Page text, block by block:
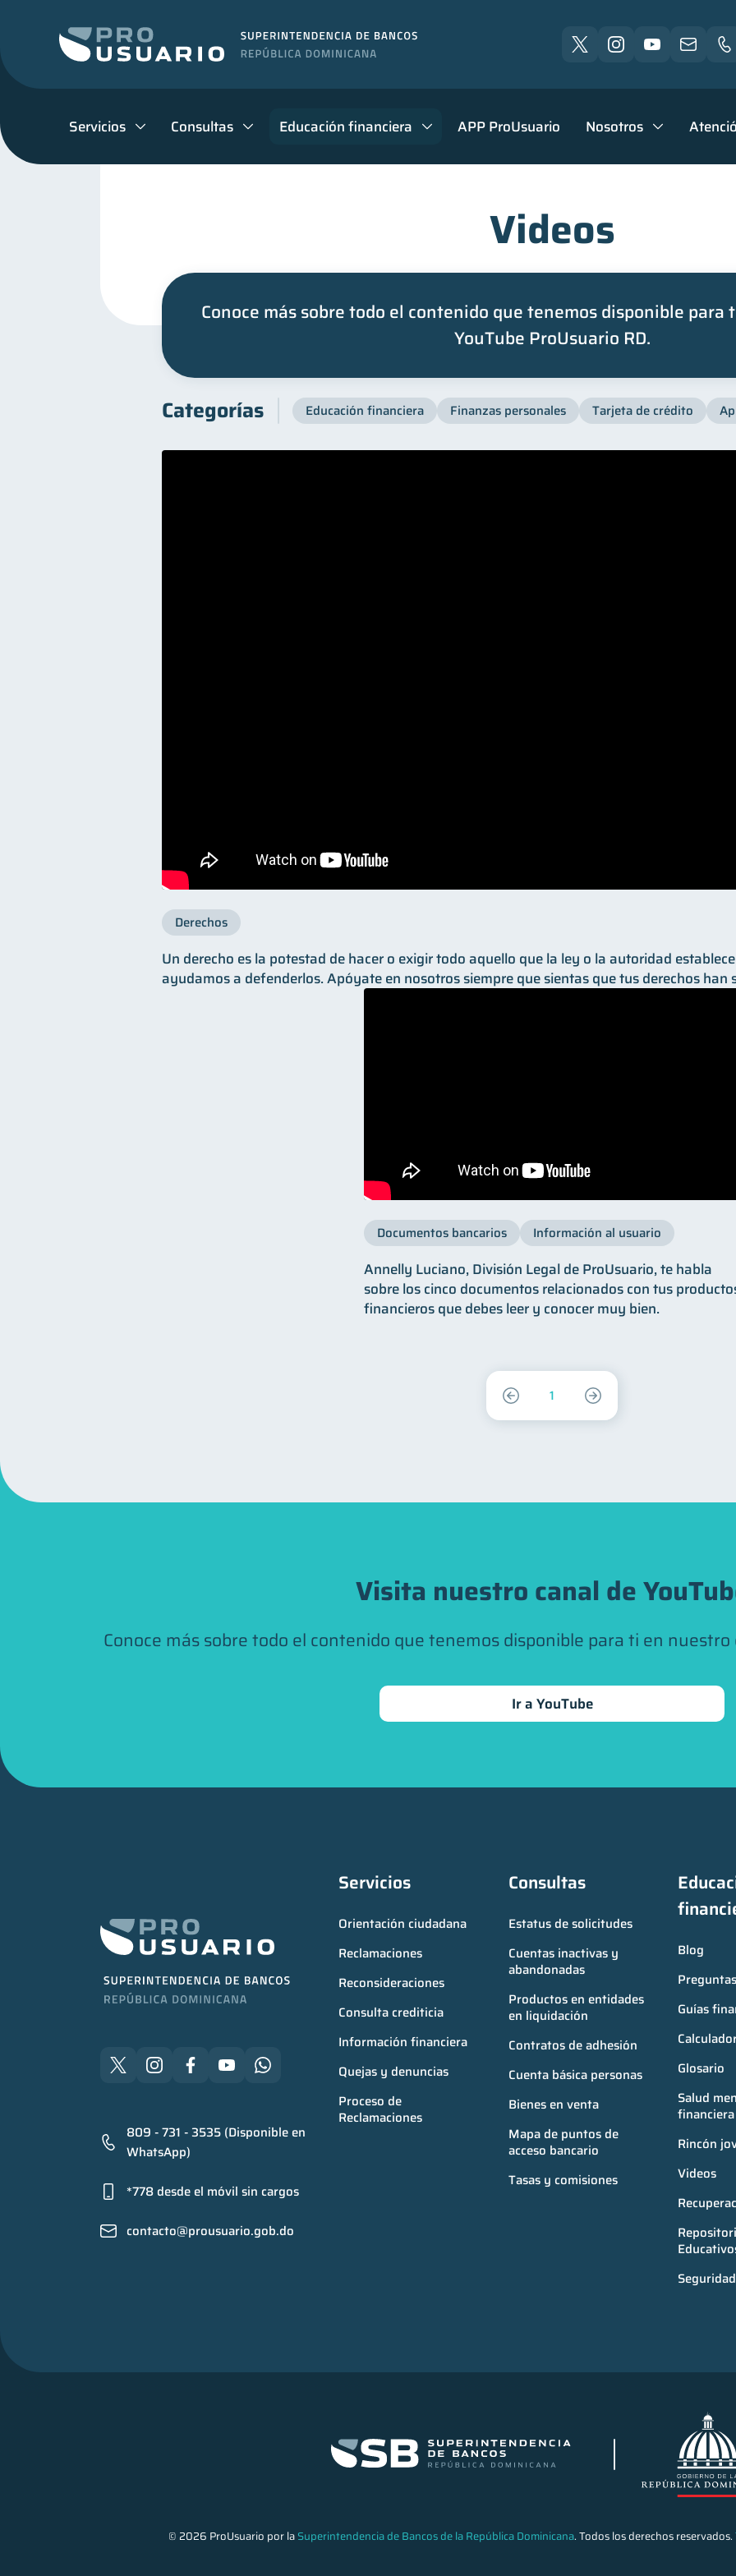
Servicios Consultas Educación financiera APP ProUsuario Nosotros
Visita nuestro canal de
Conoce más sobre todo el contenido que tenemos disponible para ti en nuestro
Ir a YouTube
Videos
Conoce más sobre todo el contenido que tenemos disponible
YouTube ProUsuario RD.
Categorías Educación financiera Finanzas personales Tarjeta de crédito
Derechos
Un derecho es la potestad de hacer o exigir todo aquello que la ley o la autoridad
ayudamos a defenderlos. Apóyate en nosotros siempre que sientas que tus derechos han
Documentos bancarios Información al usuario
Annelly Luciano, División Legal de ProUsuario, te habla
sobre los cinco documentos relacionados con tus
financieros que debes leer y conocer muy bien.
1
© 2026 ProUsuario por laSuperintendencia de Bancos de la República Dominicana. Todos los derechos reservados.
809 - 731 - 3535 (Disponible en
WhatsApp)
*778 desde el móvil sin cargos
contacto@prousuario.gob.do
Servicios
Orientación ciudadana
Reclamaciones
Reconsideraciones
Consulta crediticia
Información financiera
Quejas y denuncias
Proceso de
Reclamaciones
Consultas
Estatus de solicitudes
Cuentas inactivas y
abandonadas
Productos en entidades
en liquidación
Contratos de adhesión
Cuenta básica personas
Bienes en venta
Mapa de puntos de
acceso bancario
Tasas y comisiones
Blog
Guías
Glosario
Salud
financiera
Rincón
Videos